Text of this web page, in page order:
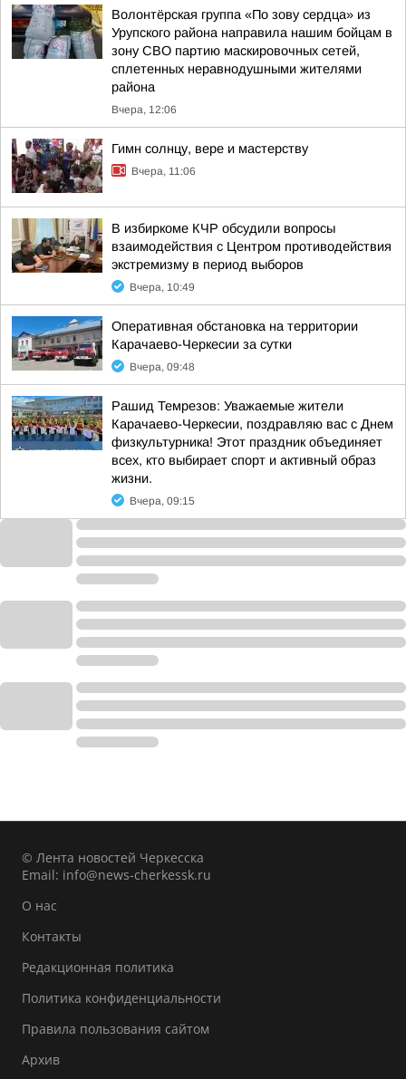
Волонтёрская группа «По зову сердца» из
Урупского района направила нашим бойцам в
зону СВО партию маскировочных сетей,
сплетенных неравнодушными жителями
района
Вчера, 12:06
Гимн солнцу, вере и мастерству
Вчера, 11:06
В избиркоме КЧР обсудили вопросы
взаимодействия с Центром противодействия
экстремизму в период выборов
Вчера, 10:49
Оперативная обстановка на территории
Карачаево-Черкесии за сутки
Вчера, 09:48
Рашид Темрезов: Уважаемые жители
Карачаево-Черкесии, поздравляю вас с Днем
физкультурника! Этот праздник объединяет
всех, кто выбирает спорт и активный образ
жизни.
Вчера, 09:15
© Лента новостей Черкесска
Email: info@news-cherkessk.ru
О нас
Контакты
Редакционная политика
Политика конфиденциальности
Правила пользования сайтом
Архив